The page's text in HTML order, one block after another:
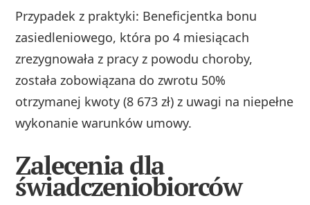
Przypadek z praktyki: Beneficjentka bonu
zasiedleniowego, która po 4 miesiącach
zrezygnowała z pracy z powodu choroby,
została zobowiązana do zwrotu 50%
otrzymanej kwoty (8 673 zł) z uwagi na niepełne
wykonanie warunków umowy.
Zalecenia dla
świadczeniobiorców